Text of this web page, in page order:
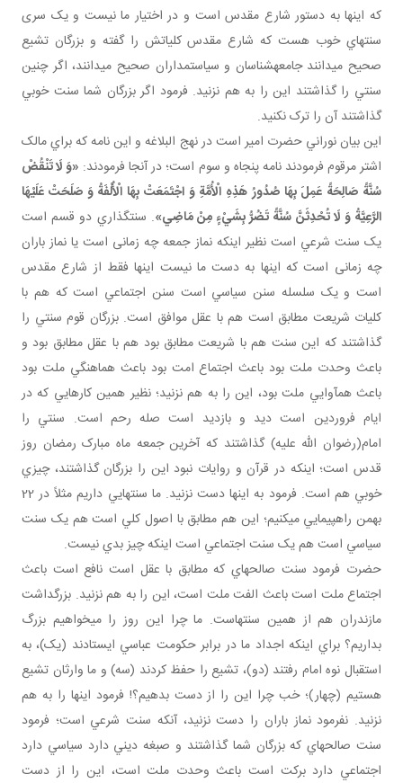
که اينها به دستور شارع مقدس است و در اختيار ما نيست و يک سری
سنت هاي خوب هست که شارع مقدس کلياتش را گفته و بزرگان تشيع
صحيح مي دانند جامعه شناسان و سياستمداران صحيح مي دانند، اگر چنين
سنتي را گذاشتند اين را به هم نزنيد. فرمود اگر بزرگان شما سنت خوبي
گذاشتند آن را ترک نکنيد.
اين بيان نوراني حضرت امير است در نهج البلاغه و اين نامه که براي مالک
اشتر مرقوم فرمودند نامه پنجاه و سوم است؛ در آنجا فرمودند: «وَ لَا تَنْقُضْ
سُنَّةً صَالِحَةً عَمِلَ بِهَا صُدُورُ هَذِهِ الْأُمَّةِ وَ اجْتَمَعَتْ بِهَا الْأُلْفَةُ وَ صَلَحَتْ عَلَيْهَا
الرَّعِيَّةُ وَ لَا تُحْدِثَنَّ سُنَّةً تَضُرُّ بِشَيْ‏ءٍ مِنْ مَاضِي». سنت گذاري دو قسم است
يک سنت شرعي است نظير اينکه نماز جمعه چه زمانی است يا نماز باران
چه زمانی است که اينها به دست ما نيست اينها فقط از شارع مقدس
است و يک سلسله سنن سياسي است سنن اجتماعي است که هم با
کليات شريعت مطابق است هم با عقل موافق است. بزرگان قوم سنتي را
گذاشتند که اين سنت هم با شريعت مطابق بود هم با عقل مطابق بود و
باعث وحدت ملت بود باعث اجتماع امت بود باعث هماهنگي ملت بود
باعث هم آوايي ملت بود، اين را به هم نزنيد؛ نظير همين کارهايي که در
ايام فروردين است ديد و بازديد است صله رحم است. سنتي را
امام(رضوان الله عليه) گذاشتند که آخرين جمعه ماه مبارک رمضان روز
قدس است؛ اينکه در قرآن و روايات نبود اين را بزرگان گذاشتند، چيزي
خوبي هم است. فرمود به اينها دست نزنيد. ما سنت هايي داريم مثلاً در 22
بهمن راهپيمايي مي کنيم؛ اين هم مطابق با اصول کلي است هم يک سنت
سياسي است هم يک سنت اجتماعي است اينکه چيز بدي نيست.
حضرت فرمود سنت صالحه اي که مطابق با عقل است نافع است باعث
اجتماع ملت است باعث الفت ملت است، اين را به هم نزنيد. بزرگداشت
مازندران هم از همين سنت هاست. ما چرا اين روز را مي خواهيم بزرگ
بداريم؟ براي اينکه اجداد ما در برابر حکومت عباسي ايستادند (يک)، به
استقبال نوه امام رفتند (دو)، تشيع را حفظ کردند (سه) و ما وارثان تشيع
هستيم (چهار)؛ خب چرا اين را از دست بدهيم؟! فرمود اينها را به هم
نزنيد. نفرمود نماز باران را دست نزنيد، آنکه سنت شرعي است؛ فرمود
سنت صالحه اي که بزرگان شما گذاشتند و صبغه ديني دارد سياسي دارد
اجتماعي دارد برکت است باعث وحدت ملت است، اين را از دست